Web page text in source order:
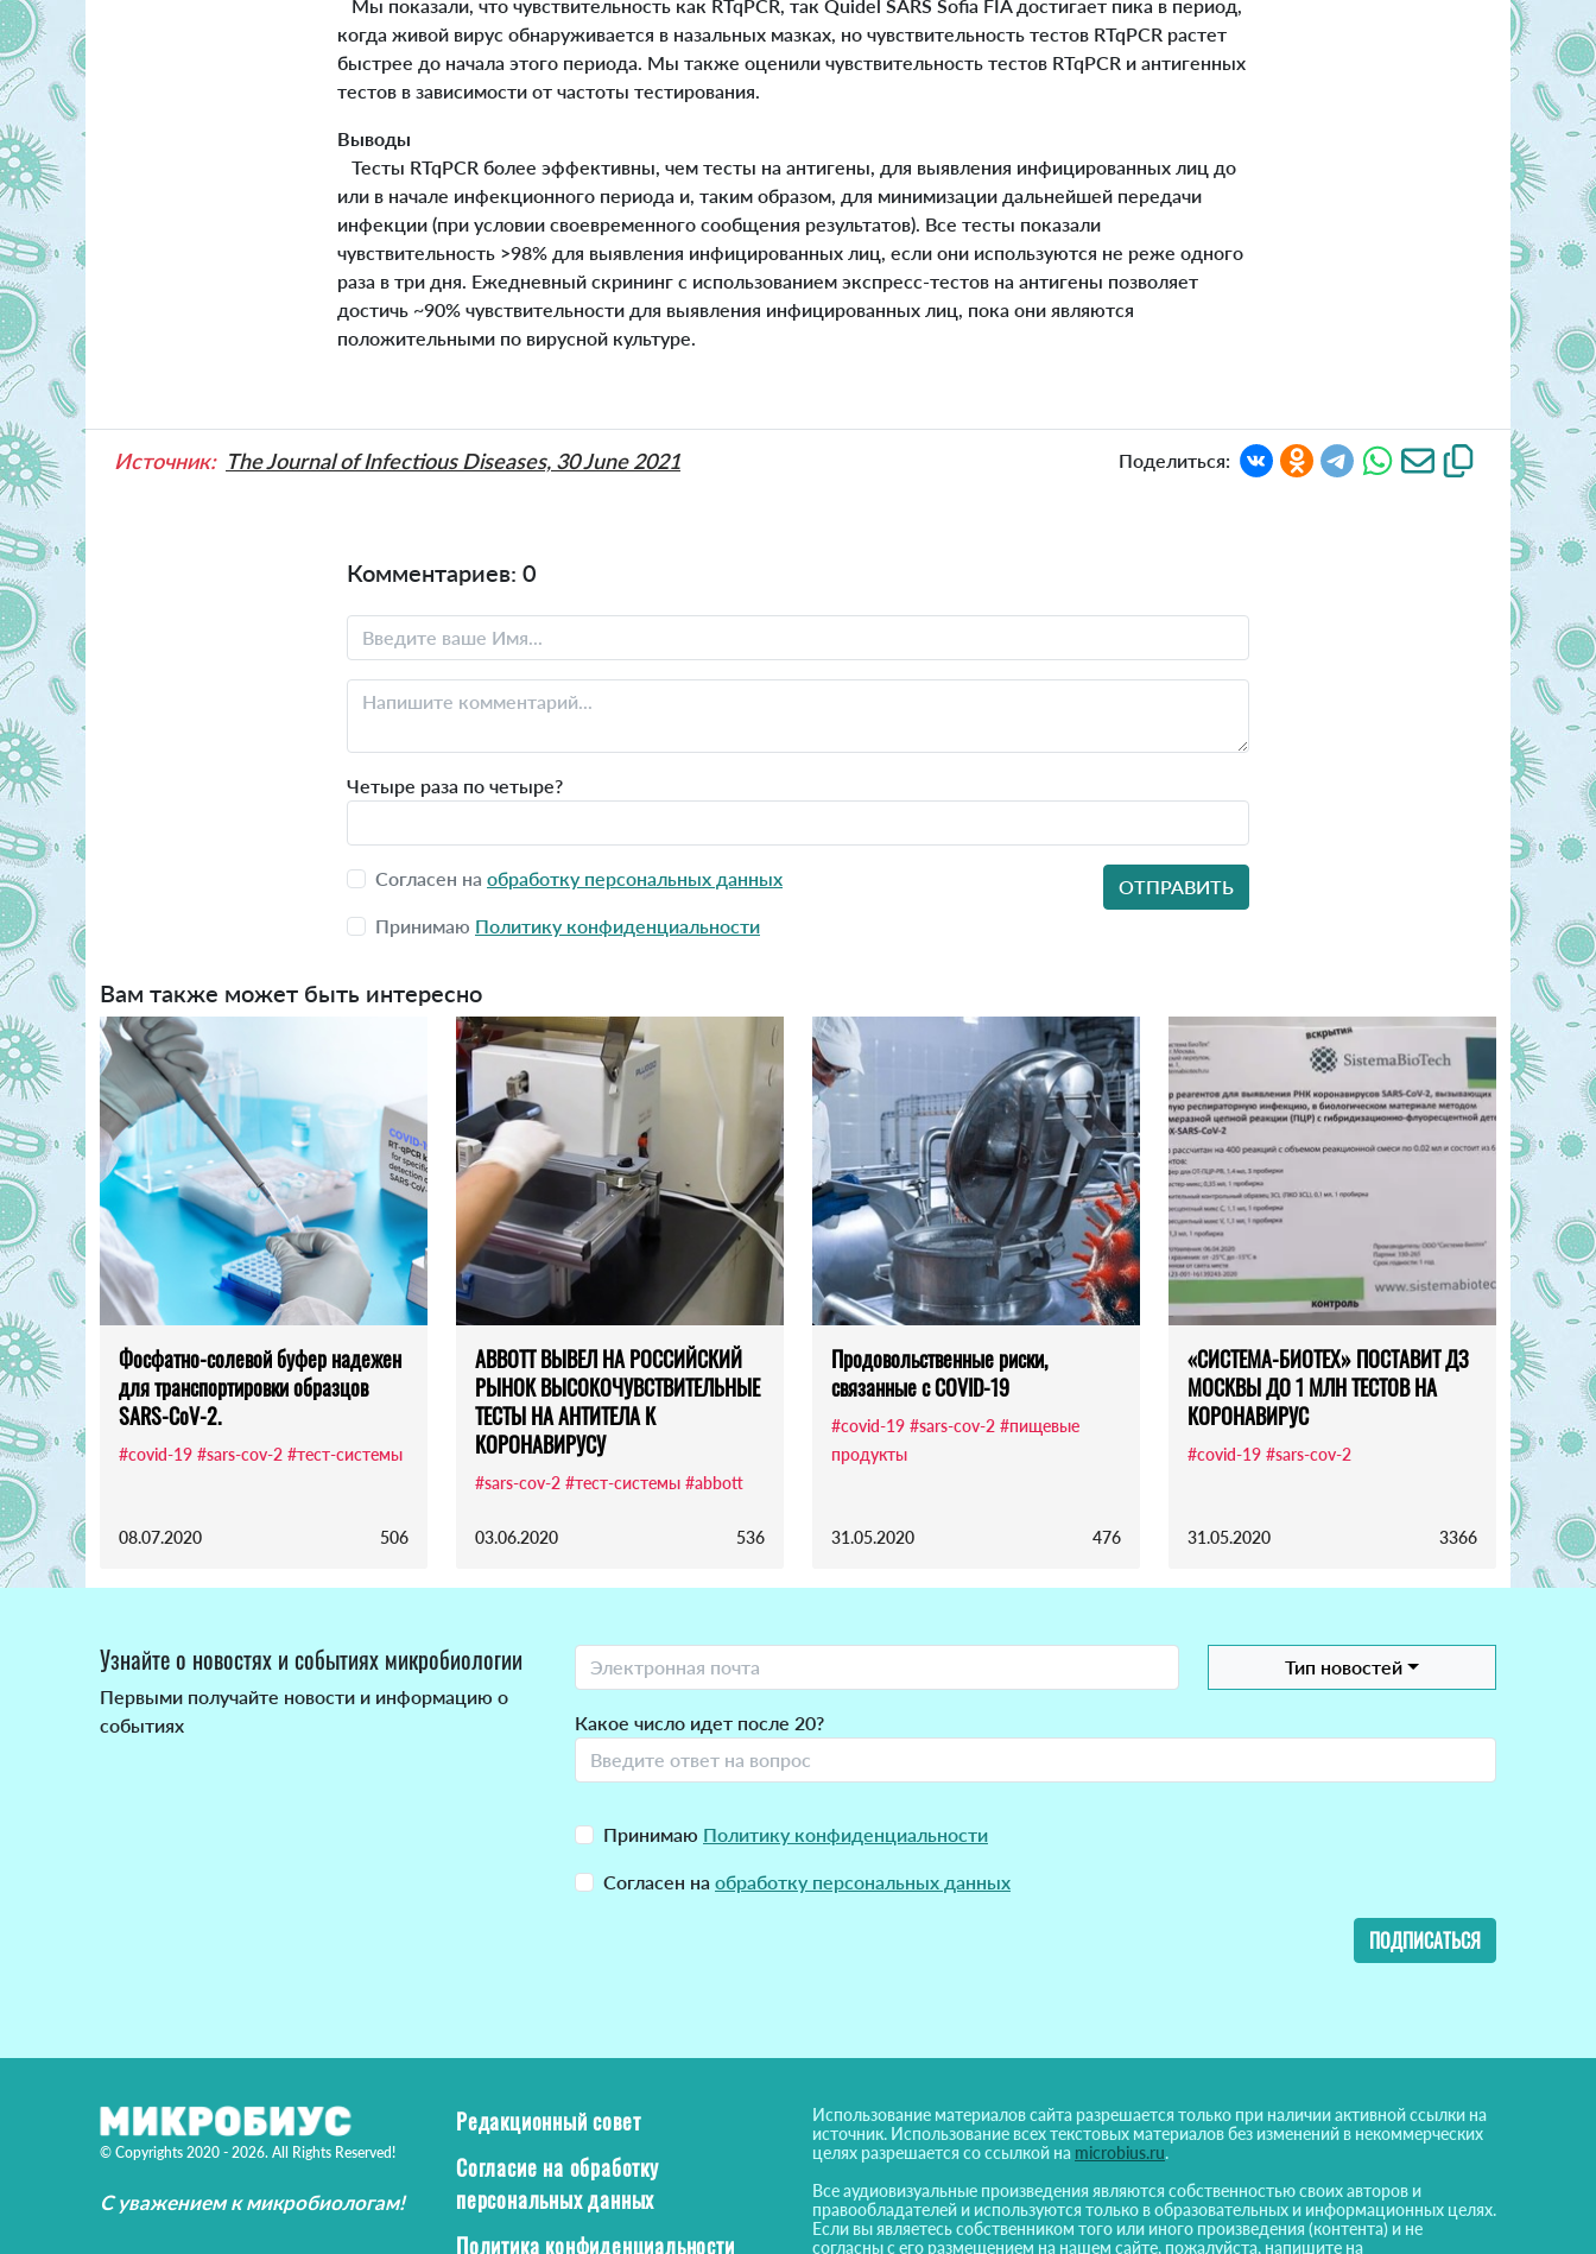
Мы показали, что чувствительность как RTqPCR, так Quidel SARS Sofia FIA достигает пика в период,
когда живой вирус обнаруживается в назальных мазках, но чувствительность тестов RTqPCR растет
быстрее до начала этого периода. Мы также оценили чувствительность тестов RTqPCR и антигенных
тестов в зависимости от частоты тестирования.
Выводы
Тесты RTqPCR более эффективны, чем тесты на антигены, для выявления инфицированных лиц до
или в начале инфекционного периода и, таким образом, для минимизации дальнейшей передачи
инфекции (при условии своевременного сообщения результатов). Все тесты показали
чувствительность >98% для выявления инфицированных лиц, если они используются не реже одного
раза в три дня. Ежедневный скрининг с использованием экспресс-тестов на антигены позволяет
достичь ~90% чувствительности для выявления инфицированных лиц, пока они являются
положительными по вирусной культуре.
Источник: The Journal of Infectious Diseases, 30 June 2021 Поделиться:
Комментариев: 0
Четыре раза по четыре?
Согласен на обработку персональных данных
Принимаю Политику конфиденциальности
Вам также может быть интересно
Фосфатно-солевой буфер надежен
для транспортировки образцов
SARS-CoV-2.
#covid-19 #sars-cov-2 #тест-системы
08.07.2020 506
ABBOTT ВЫВЕЛ НА РОССИЙСКИЙ
РЫНОК ВЫСОКОЧУВСТВИТЕЛЬНЫЕ
ТЕСТЫ НА АНТИТЕЛА К
КОРОНАВИРУСУ
#sars-cov-2 #тест-системы #abbott
03.06.2020 536
Продовольственные риски,
связанные с COVID-19
#covid-19 #sars-cov-2 #пищевые
продукты
31.05.2020 476
«СИСТЕМА-БИОТЕХ» ПОСТАВИТ ДЗ
МОСКВЫ ДО 1 МЛН ТЕСТОВ НА
КОРОНАВИРУС
#covid-19 #sars-cov-2
31.05.2020 3366
Узнайте о новостях и событиях микробиологии
Первыми получайте новости и информацию о
событиях
Тип новостей
Какое число идет после 20?
Принимаю Политику конфиденциальности
Согласен на обработку персональных данных
ПОДПИСАТЬСЯ
© Copyrights 2020 - 2026. All Rights Reserved!
С уважением к микробиологам!
Редакционный совет
Согласие на обработку
персональных данных
Политика конфиденциальности
Использование материалов сайта разрешается только при наличии активной ссылки на
источник. Использование всех текстовых материалов без изменений в некоммерческих
целях разрешается со ссылкой на microbius.ru.
Все аудиовизуальные произведения являются собственностью своих авторов и
правообладателей и используются только в образовательных и информационных целях.
Если вы являетесь собственником того или иного произведения (контента) и не
согласны с его размещением на нашем сайте, пожалуйста, напишите на